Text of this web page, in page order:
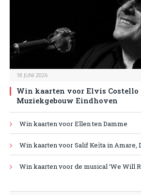
18 JUNI 2026
Win kaarten voor Elvis Costello
Muziekgebouw Eindhoven
Win kaarten voor Ellen ten Damme
Win kaarten voor Salif Keïta in Amare,
Win kaarten voor de musical ‘We Will